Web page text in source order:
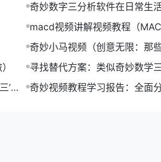
奇妙数字三分析软件在日常生
macd视频讲解视频教程（
视频教程）
奇妙小马视频（创意无限：那
合集）
寻找替代方案：类似奇妙数学
’提
奇妙视频教程学习报告：全面